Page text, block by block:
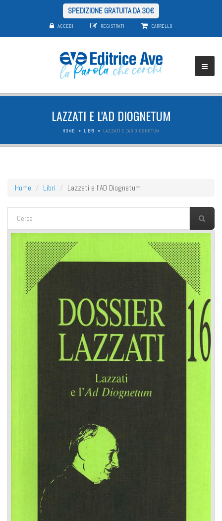
SPEDIZIONE GRATUITA DA 30€
ACCEDI REGISTRATI CARRELLO
LAZZATI E L'AD DIOGNETUM
HOME LIBRI LAZZATI E L'AD DIOGNETUM
Home Libri Lazzati e l'AD Diognetum
FORM DI RICERCA